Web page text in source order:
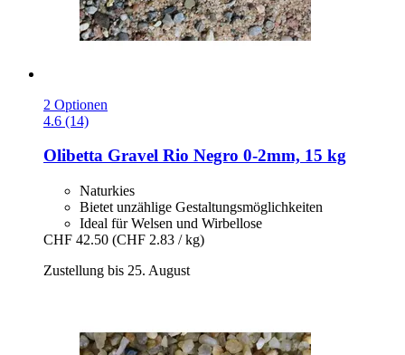
2 Optionen
4.6 (14)
Olibetta Gravel Rio Negro 0-​2mm, 15 kg
Naturkies
Bietet unzählige Gestaltungsmöglichkeiten
Ideal für Welsen und Wirbellose
CHF 42.50 (CHF 2.83 / kg)
Zustellung bis 25. August